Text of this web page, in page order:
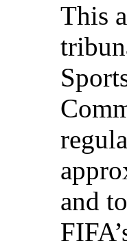
This
and